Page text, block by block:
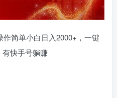
简单小白日入2000+，一键
快手号躺赚